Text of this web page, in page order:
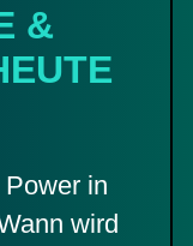
&
in
wird